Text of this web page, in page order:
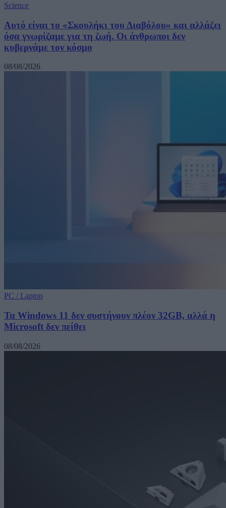
Science
Αυτό είναι το «Σκουλήκι του Διαβόλου» και αλλάζει
όσα γνωρίζαμε για τη ζωή. Οι άνθρωποι δεν
κυβερνάμε τον κόσμο
08/08/2026
PC / Laptop
Τα Windows 11 δεν συστήνουν πλέον 32GB, αλλά η
Microsoft δεν πείθει
08/08/2026